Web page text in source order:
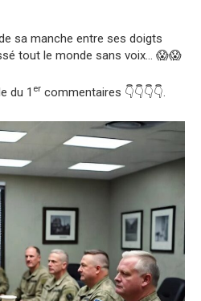
sa manche entre ses doigts
tout le monde sans voix… 😱😱
du 1 er commentaires 👇👇👇👇.